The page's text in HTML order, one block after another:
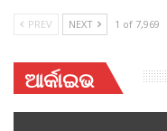
PREV NEXT 1 of 7,969
ଆର୍କାଇଭ